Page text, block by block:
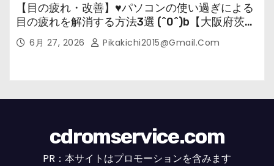
【目の疲れ・改善】♥パソコンの使い過ぎによる
目の疲れを解消する方法3選 (^0^)b【大阪府茨木
市の女性・美容鍼灸・整体師が教えます。】
6月 27, 2026 Pikakichi2015@gmail.com
cdromservice.com
PR：本サイトはプロモーションを含みます